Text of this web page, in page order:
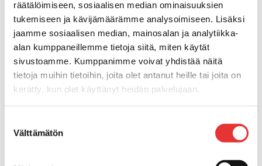
räätälöimiseen, sosiaalisen median ominaisuuksien
tukemiseen ja kävijämäärämme analysoimiseen. Lisäksi
jaamme sosiaalisen median, mainosalan ja analytiikka-
alan kumppaneillemme tietoja siitä, miten käytät
sivustoamme. Kumppanimme voivat yhdistää näitä
tietoja muihin tietoihin, joita olet antanut heille tai joita on
kerätty, kun olet käyttänyt heidän palvelujaan.
valinta
Välttämätön
Reuna- ja ikkunalistat
Alumiinilistat
Kansikate
Venevarusteet
Reuna-, köli-, törmäyslistat ja
kansikate
Muut tarvikkeet
Köli- ja eväsuojat